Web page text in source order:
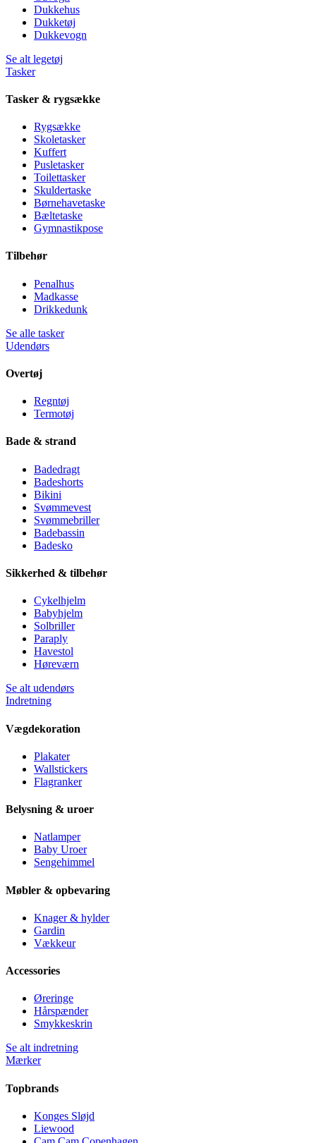
Dukkehus
Dukketøj
Dukkevogn
Se alt legetøj
Tasker
Tasker & rygsække
Rygsække
Skoletasker
Kuffert
Pusletasker
Toilettasker
Skuldertaske
Børnehavetaske
Bæltetaske
Gymnastikpose
Tilbehør
Penalhus
Madkasse
Drikkedunk
Se alle tasker
Udendørs
Overtøj
Regntøj
Termotøj
Bade & strand
Badedragt
Badeshorts
Bikini
Svømmevest
Svømmebriller
Badebassin
Badesko
Sikkerhed & tilbehør
Cykelhjelm
Babyhjelm
Solbriller
Paraply
Havestol
Høreværn
Se alt udendørs
Indretning
Vægdekoration
Plakater
Wallstickers
Flagranker
Belysning & uroer
Natlamper
Baby Uroer
Sengehimmel
Møbler & opbevaring
Knager & hylder
Gardin
Vækkeur
Accessories
Øreringe
Hårspænder
Smykkeskrin
Se alt indretning
Mærker
Topbrands
Konges Sløjd
Liewood